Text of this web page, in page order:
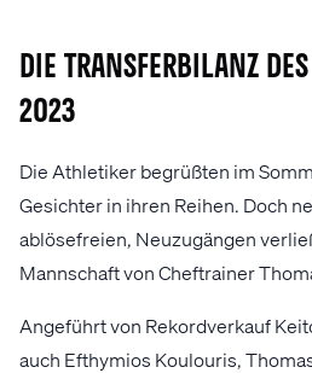
Die Transferbilanz des
2023
Die Athletiker begrüßten im
Gesichter in ihren Reihen. Doch
ablösefreien, Neuzugängen
Mannschaft von Cheftrainer
Angeführt von Rekordverkauf
auch Efthymios Koulouris,